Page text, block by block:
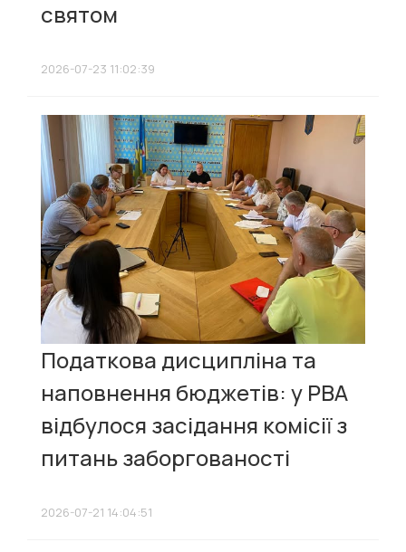
святом
2026-07-23 11:02:39
Податкова дисципліна та
наповнення бюджетів: у РВА
відбулося засідання комісії з
питань заборгованості
2026-07-21 14:04:51